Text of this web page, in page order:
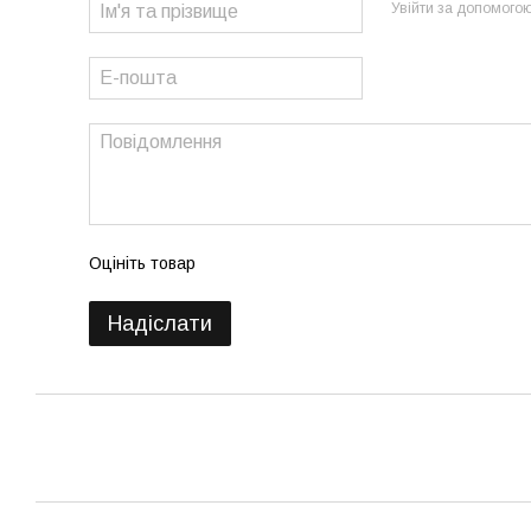
Увійти за
Оцініть товар
Надіслати